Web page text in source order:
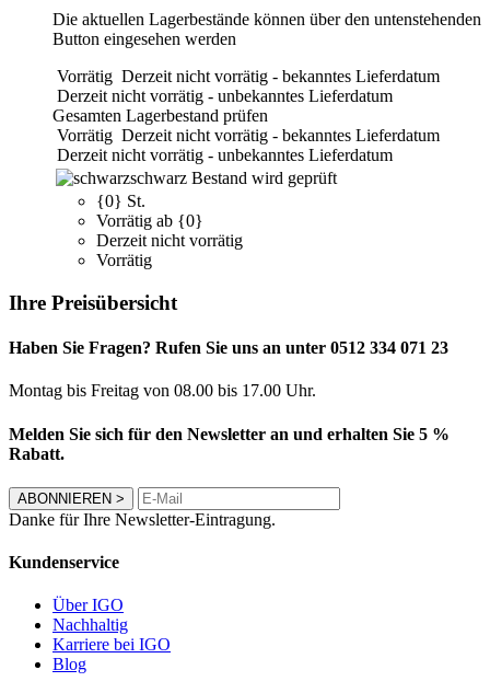
Die aktuellen Lagerbestände können über den untenstehenden
Button eingesehen werden
Vorrätig Derzeit nicht vorrätig - bekanntes Lieferdatum
Derzeit nicht vorrätig - unbekanntes Lieferdatum
Gesamten Lagerbestand prüfen
Vorrätig Derzeit nicht vorrätig - bekanntes Lieferdatum
Derzeit nicht vorrätig - unbekanntes Lieferdatum
schwarz Bestand wird geprüft
{0} St.
Vorrätig ab {0}
Derzeit nicht vorrätig
Vorrätig
Ihre Preisübersicht
Haben Sie Fragen? Rufen Sie uns an unter 0512 334 071 23
Montag bis Freitag von 08.00 bis 17.00 Uhr.
Melden Sie sich für den Newsletter an und erhalten Sie 5 %
Rabatt.
ABONNIEREN >
Danke für Ihre Newsletter-Eintragung.
Kundenservice
Über IGO
Nachhaltig
Karriere bei IGO
Blog